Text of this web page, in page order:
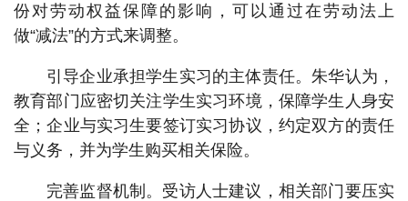
份对劳动权益保障的影响，可以通过在劳动法上
做“减法”的方式来调整。
引导企业承担学生实习的主体责任。朱华认为，
教育部门应密切关注学生实习环境，保障学生人身安
全；企业与实习生要签订实习协议，约定双方的责任
与义务，并为学生购买相关保险。
完善监督机制。受访人士建议，相关部门要压实